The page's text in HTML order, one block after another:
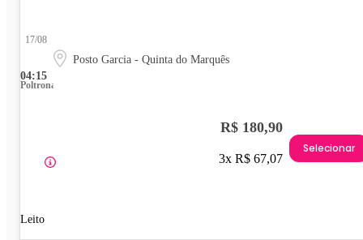
04:15
17/08
Posto Garcia - Quinta do Marquês
Poltrona
Leito
R$ 180,90
3x R$ 67,07
Selecionar